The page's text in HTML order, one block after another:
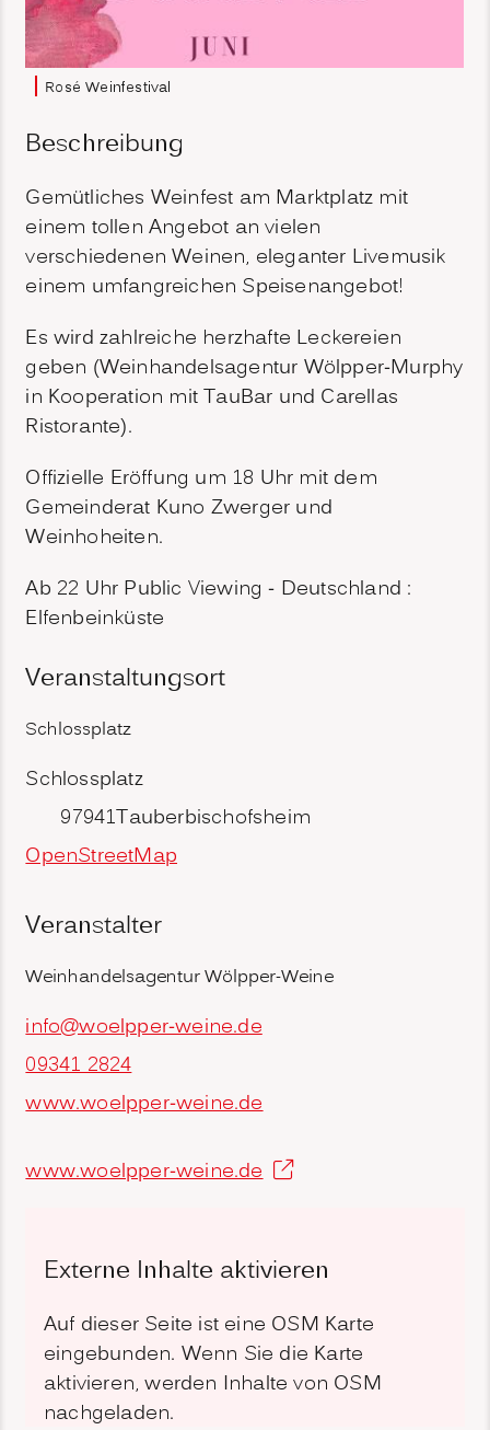
Rosé Weinfestival
Beschreibung
Gemütliches Weinfest am Marktplatz mit
einem tollen Angebot an vielen
verschiedenen Weinen, eleganter Livemusik
einem umfangreichen Speisenangebot!
Es wird zahlreiche herzhafte Leckereien
geben (Weinhandelsagentur Wölpper-Murphy
in Kooperation mitTauBar und Carellas
Ristorante).
Offizielle Eröffung um 18 Uhr mit dem
Gemeinderat Kuno Zwerger und
Weinhoheiten.
Ab 22 Uhr Public Viewing - Deutschland :
Elfenbeinküste
Veranstaltungsort
Schlossplatz
Schlossplatz
97941Tauberbischofsheim
OpenStreetMap
Veranstalter
Weinhandelsagentur Wölpper-Weine
www.woelpper-weine.de
info@woelpper-weine.de
09341 2824
www.woelpper-weine.de
Externe Inhalte aktivieren
Auf dieser Seite ist eine OSM Karte
eingebunden. Wenn Sie die Karte
aktivieren, werden Inhalte von OSM
nachgeladen.